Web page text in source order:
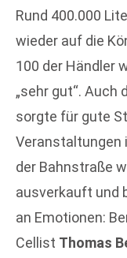
Rund 400.000
wieder auf die
100 der Händler
„sehr gut“. Auch
sorgte für gute
Veranstaltungen
der Bahnstraße
ausverkauft und
an Emotionen:
Cellist Thomas